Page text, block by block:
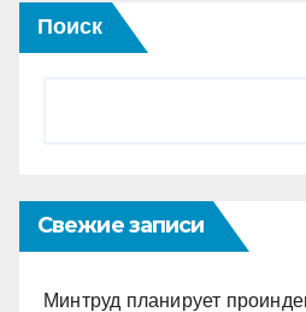
Поиск
Свежие записи
Минтруд планирует